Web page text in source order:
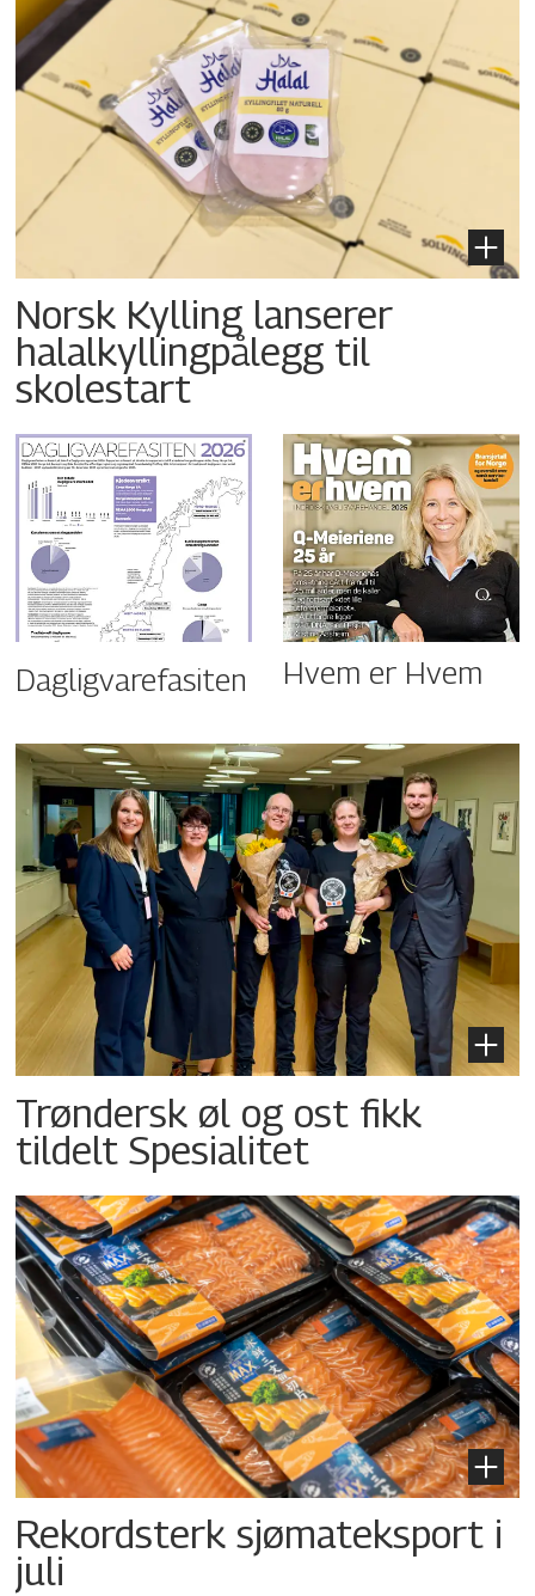
Norsk Kylling lanserer
halalkyllingpålegg til
skolestart
Dagligvarefasiten Hvem er Hvem
Trøndersk øl og ost fikk
tildelt Spesialitet
Rekordsterk sjømateksport i
juli